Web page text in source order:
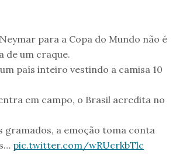
para a Copa do Mundo não é
de um craque.
país inteiro vestindo a camisa 10
em campo, o Brasil acredita no
gramados, a emoção toma conta
pic.twitter.com/wRUcrkbTlc